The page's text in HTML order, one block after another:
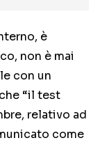
è
non è mai
con un
“il test
relativo ad
come